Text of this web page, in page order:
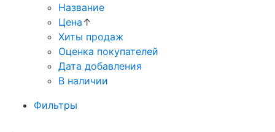
Название
Цена↑
Хиты продаж
Оценка покупателей
Дата добавления
В наличии
Фильтры